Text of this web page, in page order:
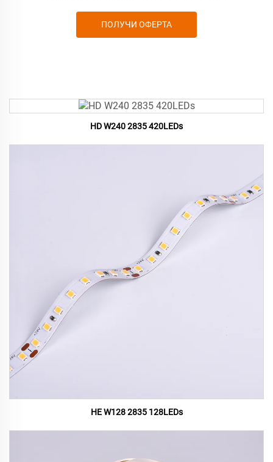
ПОЛУЧИ ОФЕРТА
HD W240 2835 420LEDs
HE W128 2835 128LEDs